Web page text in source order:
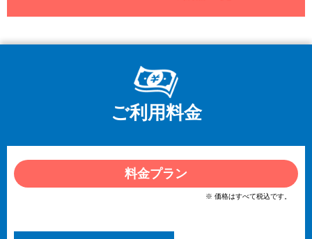
ご利用料金
※ 価格はすべて税込です。
料金プラン